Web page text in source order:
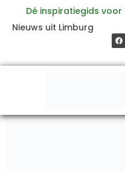
inhoud
Dé inspiratiegids voor
Nieuws uit Limburg
a
c
e
o
o